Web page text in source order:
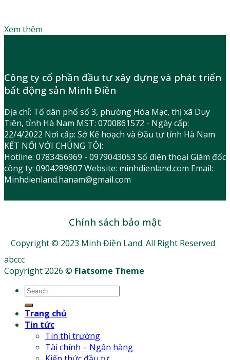
Xem thêm
Công ty cổ phần đầu tư xây dựng và phát triển
bất động sản Minh Điền
Địa chỉ: Tổ dân phố số 3, phường Hòa Mạc, thị xã Duy
Tiên, tỉnh Hà Nam MST: 0700861572 - Ngày cấp:
22/4/2022 Nơi cấp: Sở Kế hoạch và Đầu tư tỉnh Hà Nam
KẾT NỐI VỚI CHÚNG TÔI:
Hotline: 0783456969 - 0979043053 Số điện thoại Giám đốc
công ty: 0904289607 Website: minhdienland.com Email:
Minhdienland.hanam@gmail.com
Chính sách bảo mật
Copyright © 2023 Minh Điền Land. All Right Reserved
abccc
Copyright 2026 © Flatsome Theme
Trang chủ
Tin tức
Tin thị trường
Tài chính – Ngân hàng